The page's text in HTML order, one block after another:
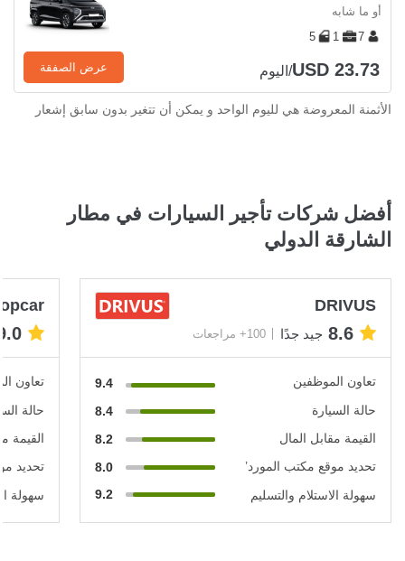
أو ما شابه
7
1
5
USD 23.73/اليوم عرض الصفقة
الأثمنة المعروضة هي لليوم الواحد و يمكن أن تتغير بدون سابق إشعار
أفضل شركات تأجير السيارات في مطار
الشارقة الدولي
DRIVUS
8.6 جيد جدًا 100+ مراجعات
تعاون الموظفين
9.4
حالة السيارة
8.4
القيمة مقابل المال
8.2
تحديد موقع مكتب المورد’
8.0
سهولة الاستلام والتسليم
9.2
تعاون
حالة
القيمة
تحديد
سهولة